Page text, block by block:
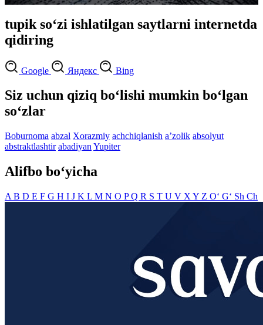
tupik so‘zi ishlatilgan saytlarni internetda
qidiring
Google Яндекс Bing
Siz uchun qiziq bo‘lishi mumkin bo‘lgan
so‘zlar
Boburnoma abzal Xorazmiy achchiqlanish aʼzolik absolyut
abstraktlashtir abadiyan Yupiter
Alifbo bo‘yicha
A B D E F G H I J K L M N O PQ R S T U V X Y Z O‘ G‘ Sh Ch